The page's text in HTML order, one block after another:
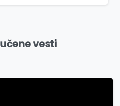
vesti